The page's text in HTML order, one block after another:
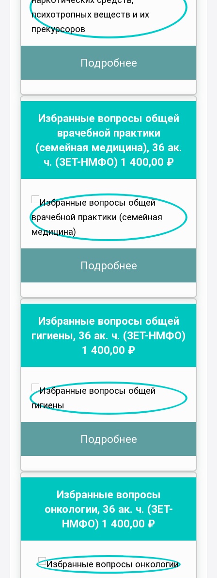
Подробнее
Избранные вопросы общей
врачебной практики
(семейная медицина), 36 ак.
ч. (ЗЕТ-НМФО) 1 400,00 ₽
Подробнее
Избранные вопросы общей
гигиены, 36 ак. ч. (ЗЕТ-НМФО)
1 400,00 ₽
Подробнее
Избранные вопросы
онкологии, 36 ак. ч. (ЗЕТ-
НМФО) 1 400,00 ₽